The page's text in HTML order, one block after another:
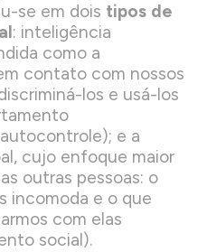
se em dois tipos de
: inteligência
como a
contato com nossos
los e usá-los
e a
cujo enfoque maior
outras pessoas: o
incomoda e o que
com elas
social).